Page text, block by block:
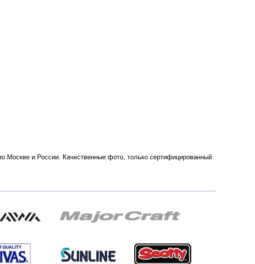
Москве и России. Качественные фото, только сертифицированный